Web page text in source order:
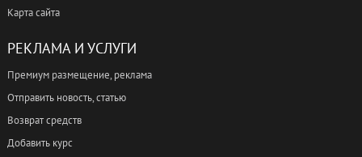
Карта сайта
РЕКЛАМА И УСЛУГИ
Премиум размещение, реклама
Отправить новость, статью
Возврат средств
Добавить курс